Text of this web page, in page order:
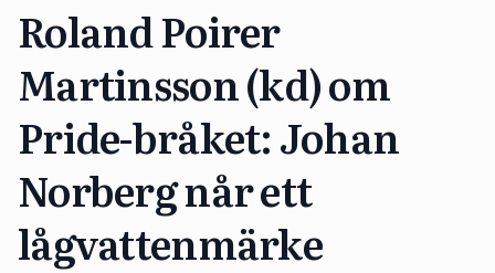
Roland Poirer
Martinsson (kd) om
Pride-bråket: Johan
Norberg når ett
lågvattenmärke